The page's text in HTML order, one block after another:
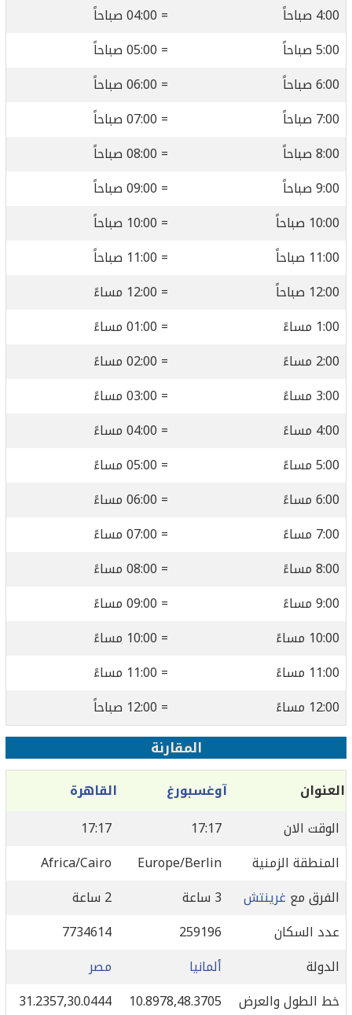
4:00 صباحاً
= 04:00 صباحاً
5:00 صباحاً
= 05:00 صباحاً
6:00 صباحاً
= 06:00 صباحاً
7:00 صباحاً
= 07:00 صباحاً
8:00 صباحاً
= 08:00 صباحاً
9:00 صباحاً
= 09:00 صباحاً
10:00 صباحاً
= 10:00 صباحاً
11:00 صباحاً
= 11:00 صباحاً
12:00 صباحاً
= 12:00 مساءً
1:00 مساءً
= 01:00 مساءً
2:00 مساءً
= 02:00 مساءً
3:00 مساءً
= 03:00 مساءً
4:00 مساءً
= 04:00 مساءً
5:00 مساءً
= 05:00 مساءً
6:00 مساءً
= 06:00 مساءً
7:00 مساءً
= 07:00 مساءً
8:00 مساءً
= 08:00 مساءً
9:00 مساءً
= 09:00 مساءً
10:00 مساءً
= 10:00 مساءً
11:00 مساءً
= 11:00 مساءً
12:00 مساءً
= 12:00 صباحاً
المقارنة
العنوان آوغسبورغ
القاهرة
الوقت الان
17:17
17:17
المنطقة الزمنية
Europe/Berlin
Africa/Cairo
الفرق مع غرينتش 3 ساعة
2 ساعة
عدد السكان
259196
7734614
الدولة
ألمانيا
مصر
خط الطول والعرض
10.8978,48.3705
31.2357,30.0444